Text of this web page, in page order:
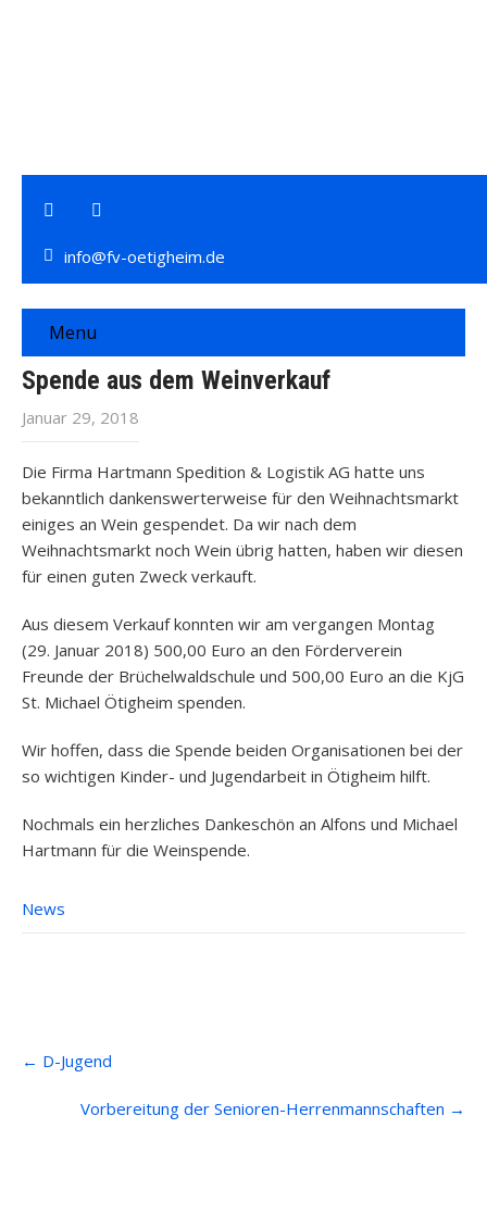
info@fv-oetigheim.de
Menu
Spende aus dem Weinverkauf
Januar 29, 2018
Die Firma Hartmann Spedition & Logistik AG hatte uns
bekanntlich dankenswerterweise für den Weihnachtsmarkt
einiges an Wein gespendet. Da wir nach dem
Weihnachtsmarkt noch Wein übrig hatten, haben wir diesen
für einen guten Zweck verkauft.
Aus diesem Verkauf konnten wir am vergangen Montag
(29. Januar 2018) 500,00 Euro an den Förderverein
Freunde der Brüchelwaldschule und 500,00 Euro an die KjG
St. Michael Ötigheim spenden.
Wir hoffen, dass die Spende beiden Organisationen bei der
so wichtigen Kinder- und Jugendarbeit in Ötigheim hilft.
Nochmals ein herzliches Dankeschön an Alfons und Michael
Hartmann für die Weinspende.
News
navigation
← D-Jugend
Vorbereitung der Senioren-Herrenmannschaften →